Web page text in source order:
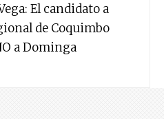
El candidato a
de Coquimbo
a Dominga